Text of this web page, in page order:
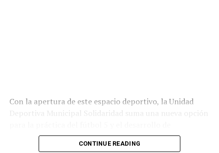
Con la apertura de este espacio deportivo, la Unidad
Deportiva Municipal Solidaridad suma una nueva opción
actividades recreativas para la población.
CONTINUE READING